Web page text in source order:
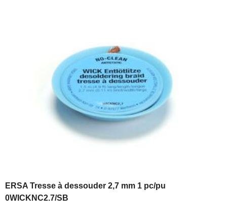
ERSA Tresse à dessouder 2,7 mm 1 pc/pu
0WICKNC2.7/SB